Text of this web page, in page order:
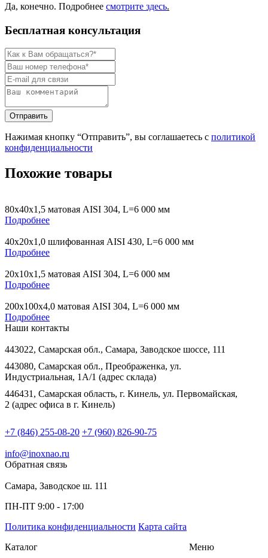
Да, конечно. Подробнее смотрите здесь.
Бесплатная консультация
Нажимая кнопку “Отправить”, вы соглашаетесь с политикой
конфиденциальности
Похожие товары
80х40х1,5 матовая AISI 304, L=6 000 мм
Подробнее
40х20х1,0 шлифованная AISI 430, L=6 000 мм
Подробнее
20х10х1,5 матовая AISI 304, L=6 000 мм
Подробнее
200х100х4,0 матовая AISI 304, L=6 000 мм
Подробнее
Наши контакты
443022, Самарская обл., Самара, Заводское шоссе, 111
443080, Самарская обл., Преображенка, ул.
Индустриальная, 1А/1 (адрес склада)
446431, Самарская область, г. Кинель, ул. Первомайская,
2 (адрес офиса в г. Кинель)
+7 (846) 255-08-20 +7 (960) 826-90-75
info@inoxnao.ru
Обратная связь
Самара, Заводское ш. 111
ПН-ПТ 9:00 - 17:00
Политика конфиденциальности Карта сайта
Каталог
Меню